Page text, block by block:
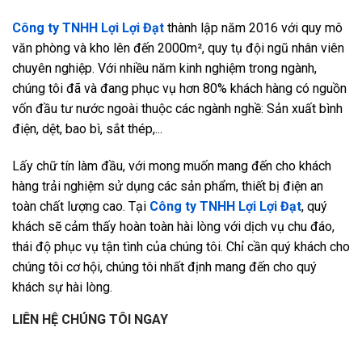
Công ty TNHH Lợi Lợi Đạt thành lập năm 2016 với quy mô
văn phòng và kho lên đến 2000m², quy tụ đội ngũ nhân viên
chuyên nghiệp. Với nhiều năm kinh nghiệm trong ngành,
chúng tôi đã và đang phục vụ hơn 80% khách hàng có nguồn
vốn đầu tư nước ngoài thuộc các ngành nghề: Sản xuất bình
điện, dệt, bao bì, sắt thép,...
Lấy chữ tín làm đầu, với mong muốn mang đến cho khách
hàng trải nghiệm sử dụng các sản phẩm, thiết bị điện an
toàn chất lượng cao. Tại Công ty TNHH Lợi Lợi Đạt, quý
khách sẽ cảm thấy hoàn toàn hài lòng với dịch vụ chu đáo,
thái độ phục vụ tận tình của chúng tôi. Chỉ cần quý khách cho
chúng tôi cơ hội, chúng tôi nhất định mang đến cho quý
khách sự hài lòng.
LIÊN HỆ CHÚNG TÔI NGAY